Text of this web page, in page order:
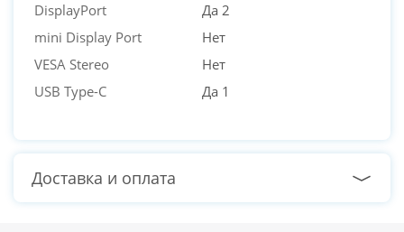
DisplayPort
Да 2
mini Display Port
Нет
VESA Stereo
Нет
USB Type-C
Да 1
Доставка и оплата